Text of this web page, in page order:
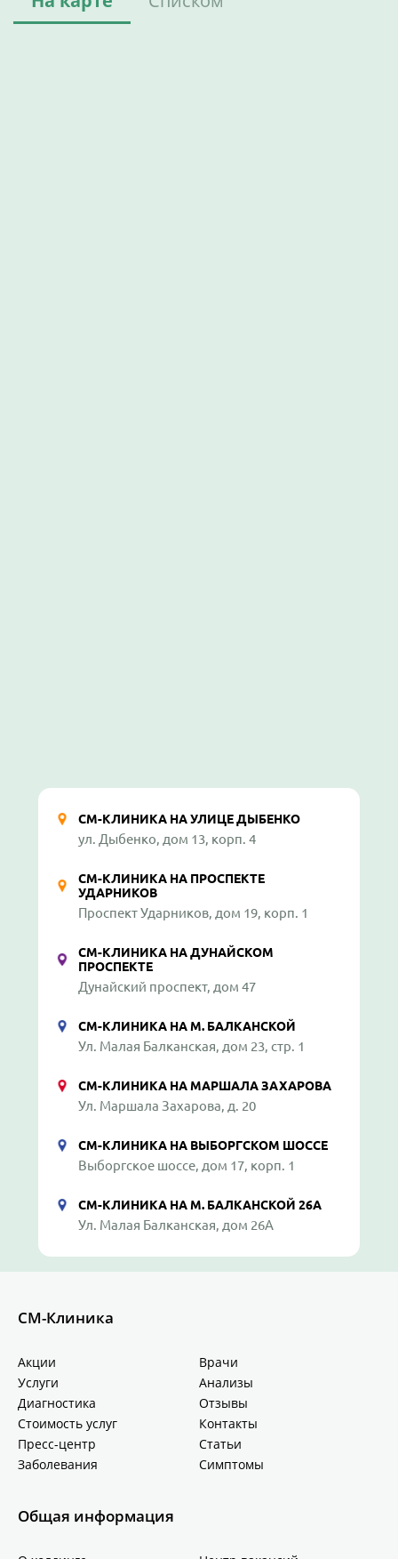
СМ-КЛИНИКА НА УЛИЦЕ ДЫБЕНКО
ул. Дыбенко, дом 13, корп. 4
СМ-КЛИНИКА НА ПРОСПЕКТЕ
УДАРНИКОВ
Проспект Ударников, дом 19, корп. 1
СМ-КЛИНИКА НА ДУНАЙСКОМ
ПРОСПЕКТЕ
Дунайский проспект, дом 47
СМ-КЛИНИКА НА М. БАЛКАНСКОЙ
Ул. Малая Балканская, дом 23, стр. 1
СМ-КЛИНИКА НА МАРШАЛА ЗАХАРОВА
Ул. Маршала Захарова, д. 20
СМ-КЛИНИКА НА ВЫБОРГСКОМ ШОССЕ
Выборгское шоссе, дом 17, корп. 1
СМ-КЛИНИКА НА М. БАЛКАНСКОЙ 26А
Ул. Малая Балканская, дом 26А
СМ-Клиника
Акции
Врачи
Услуги
Анализы
Диагностика
Отзывы
Стоимость услуг
Контакты
Пресс-центр
Статьи
Заболевания
Симптомы
Общая информация